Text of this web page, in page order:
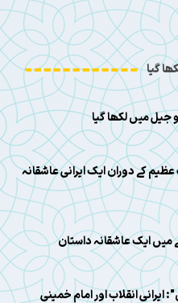
گیا
میں لکھا گیا
کے دوران ایک ایرانی عاشقانہ
میں ایک عاشقانہ داستان
انقلاب اور امام خمینی